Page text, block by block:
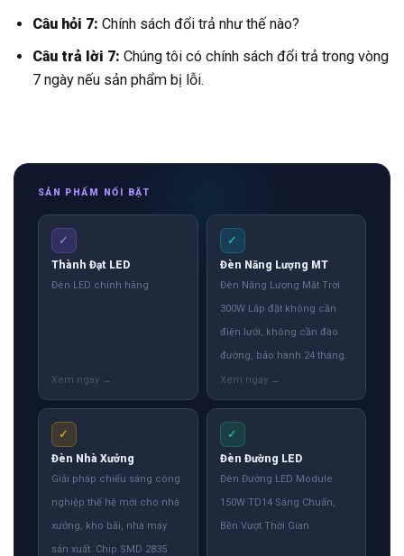
Câu hỏi 7: Chính sách đổi trả như thế nào?
Câu trả lời 7: Chúng tôi có chính sách đổi trả trong vòng
7 ngày nếu sản phẩm bị lỗi.
SẢN PHẨM NỔI BẬT
✓
Thành Đạt LED
Đèn LED chính hãng
✓
Đèn Năng Lượng MT
Đèn Năng Lượng Mặt Trời
300W Lắp đặt không cần
điện lưới, không cần đào
đường, bảo hành 24 tháng.
✓
Đèn Nhà Xưởng
Giải pháp chiếu sáng công
nghiệp thế hệ mới cho nhà
xưởng, kho bãi, nhà máy
sản xuất. Chip SMD 2835
✓
Đèn Đường LED
Đèn Đường LED Module
150W TD14 Sáng Chuẩn,
Bền Vượt Thời Gian